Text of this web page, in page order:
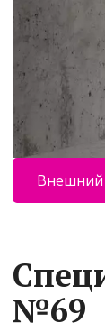
Внешний
№69